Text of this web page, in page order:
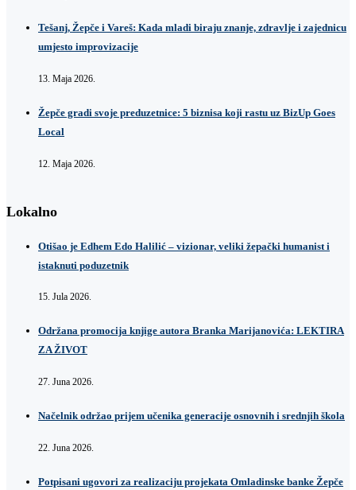
Tešanj, Žepče i Vareš: Kada mladi biraju znanje, zdravlje i zajednicu
umjesto improvizacije
13. Maja 2026.
Žepče gradi svoje preduzetnice: 5 biznisa koji rastu uz BizUp Goes
Local
12. Maja 2026.
Lokalno
Otišao je Edhem Edo Halilić – vizionar, veliki žepački humanist i
istaknuti poduzetnik
15. Jula 2026.
Održana promocija knjige autora Branka Marijanovića: LEKTIRA
ZA ŽIVOT
27. Juna 2026.
Načelnik održao prijem učenika generacije osnovnih i srednjih škola
22. Juna 2026.
Potpisani ugovori za realizaciju projekata Omladinske banke Žepče